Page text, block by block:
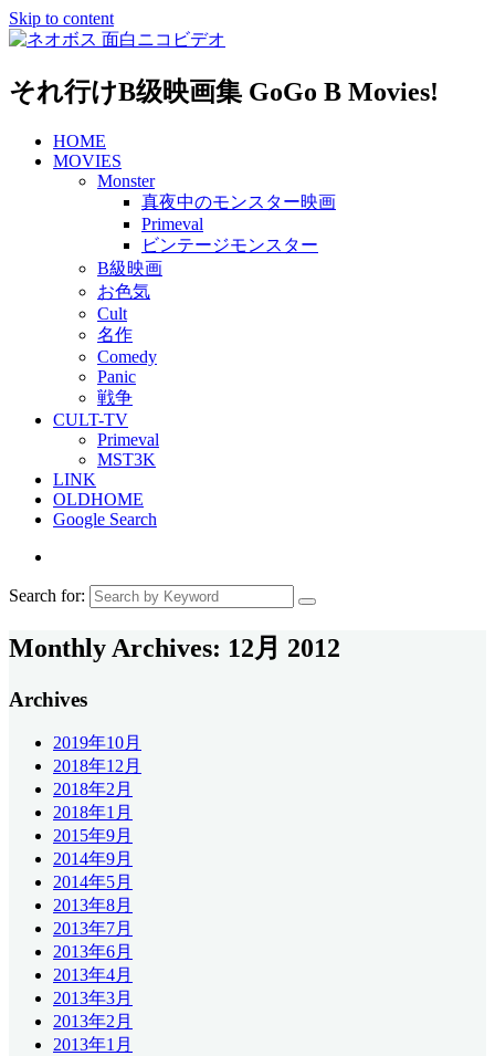
Skip to content
それ行けB级映画集 GoGo B Movies!
HOME
MOVIES
Monster
真夜中のモンスター映画
Primeval
ビンテージモンスター
B級映画
お色気
Cult
名作
Comedy
Panic
戦争
CULT-TV
Primeval
MST3K
LINK
OLDHOME
Google Search
Search for:
Monthly Archives: 12月 2012
Archives
2019年10月
2018年12月
2018年2月
2018年1月
2015年9月
2014年9月
2014年5月
2013年8月
2013年7月
2013年6月
2013年4月
2013年3月
2013年2月
2013年1月